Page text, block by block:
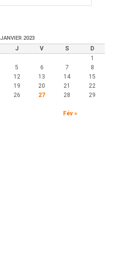
JANVIER 2023
J V S
D
1
5 6 7
8
12 13 14
15
19 20 21
22
26 27 28
29
Fév »